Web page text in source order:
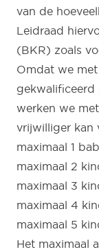
van de
Leidraad
(BKR) zoals
Omdat we
gekwalificeerd
werken we
vrijwilliger kan
maximaal 1
maximaal 2
maximaal 3
maximaal 4
maximaal 5
Het maximaal